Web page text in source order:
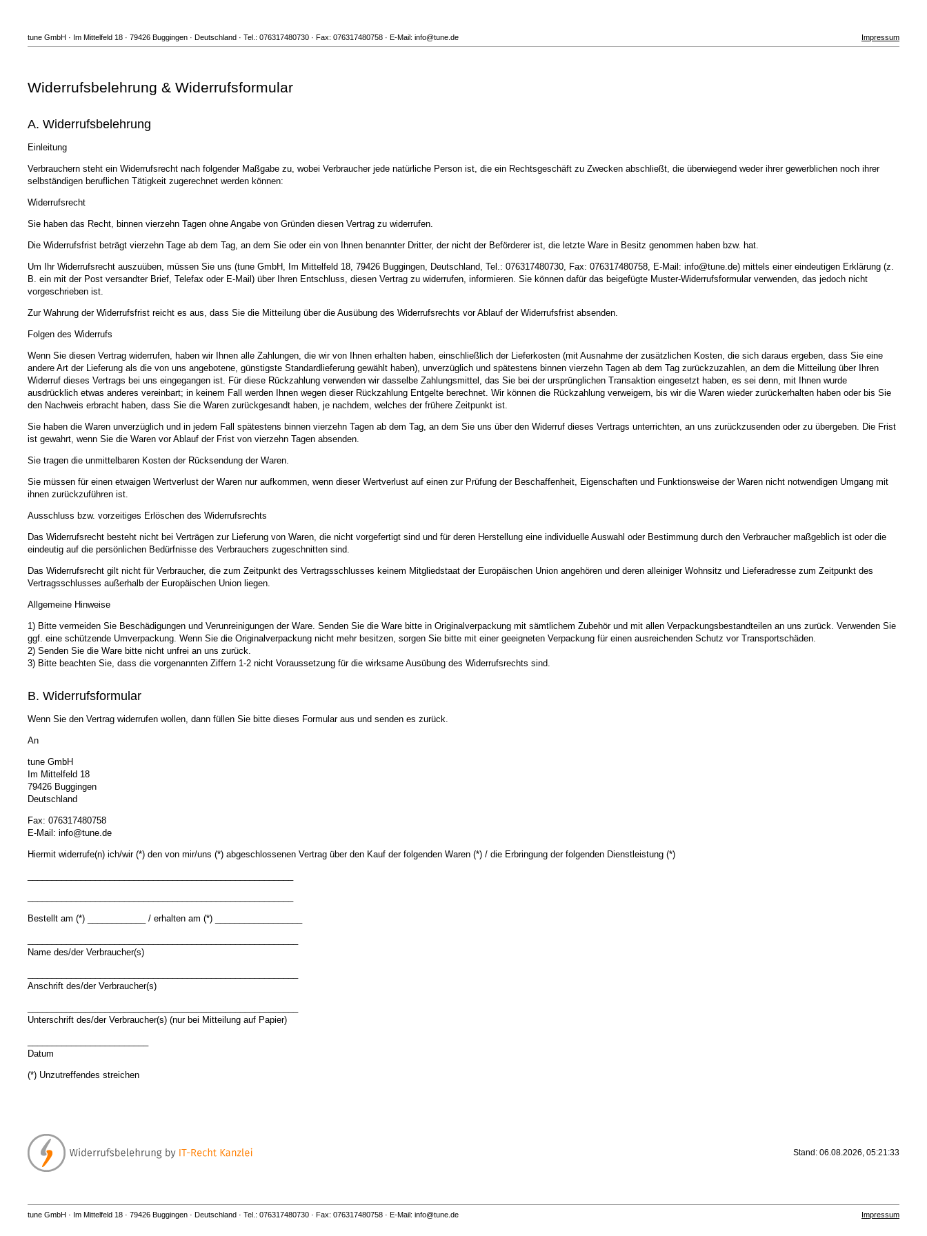
tune GmbH · Im Mittelfeld 18 · 79426 Buggingen · Deutschland · Tel.: 076317480730 · Fax: 076317480758 · E-Mail: info@tune.de Impressum
Widerrufsbelehrung & Widerrufsformular
A. Widerrufsbelehrung
Einleitung
Verbrauchern steht ein Widerrufsrecht nach folgender Maßgabe zu, wobei Verbraucher jede natürliche Person ist, die ein Rechtsgeschäft zu Zwecken abschließt, die überwiegend weder ihrer gewerblichen noch ihrer
selbständigen beruflichen Tätigkeit zugerechnet werden können:
Widerrufsrecht
Sie haben das Recht, binnen vierzehn Tagen ohne Angabe von Gründen diesen Vertrag zu widerrufen.
Die Widerrufsfrist beträgt vierzehn Tage ab dem Tag, an dem Sie oder ein von Ihnen benannter Dritter, der nicht der Beförderer ist, die letzte Ware in Besitz genommen haben bzw. hat.
Um Ihr Widerrufsrecht auszuüben, müssen Sie uns (tune GmbH, Im Mittelfeld 18, 79426 Buggingen, Deutschland, Tel.: 076317480730, Fax: 076317480758, E-Mail: info@tune.de) mittels einer eindeutigen Erklärung (z.
B. ein mit der Post versandter Brief, Telefax oder E-Mail) über Ihren Entschluss, diesen Vertrag zu widerrufen, informieren. Sie können dafür das beigefügte Muster-Widerrufsformular verwenden, das jedoch nicht
vorgeschrieben ist.
Zur Wahrung der Widerrufsfrist reicht es aus, dass Sie die Mitteilung über die Ausübung des Widerrufsrechts vor Ablauf der Widerrufsfrist absenden.
Folgen des Widerrufs
Wenn Sie diesen Vertrag widerrufen, haben wir Ihnen alle Zahlungen, die wir von Ihnen erhalten haben, einschließlich der Lieferkosten (mit Ausnahme der zusätzlichen Kosten, die sich daraus ergeben, dass Sie eine
andere Art der Lieferung als die von uns angebotene, günstigste Standardlieferung gewählt haben), unverzüglich und spätestens binnen vierzehn Tagen ab dem Tag zurückzuzahlen, an dem die Mitteilung über Ihren
Widerruf dieses Vertrags bei uns eingegangen ist. Für diese Rückzahlung verwenden wir dasselbe Zahlungsmittel, das Sie bei der ursprünglichen Transaktion eingesetzt haben, es sei denn, mit Ihnen wurde
ausdrücklich etwas anderes vereinbart; in keinem Fall werden Ihnen wegen dieser Rückzahlung Entgelte berechnet. Wir können die Rückzahlung verweigern, bis wir die Waren wieder zurückerhalten haben oder bis Sie
den Nachweis erbracht haben, dass Sie die Waren zurückgesandt haben, je nachdem, welches der frühere Zeitpunkt ist.
Sie haben die Waren unverzüglich und in jedem Fall spätestens binnen vierzehn Tagen ab dem Tag, an dem Sie uns über den Widerruf dieses Vertrags unterrichten, an uns zurückzusenden oder zu übergeben. Die Frist
ist gewahrt, wenn Sie die Waren vor Ablauf der Frist von vierzehn Tagen absenden.
Sie tragen die unmittelbaren Kosten der Rücksendung der Waren.
Sie müssen für einen etwaigen Wertverlust der Waren nur aufkommen, wenn dieser Wertverlust auf einen zur Prüfung der Beschaffenheit, Eigenschaften und Funktionsweise der Waren nicht notwendigen Umgang mit
ihnen zurückzuführen ist.
Ausschluss bzw. vorzeitiges Erlöschen des Widerrufsrechts
Das Widerrufsrecht besteht nicht bei Verträgen zur Lieferung von Waren, die nicht vorgefertigt sind und für deren Herstellung eine individuelle Auswahl oder Bestimmung durch den Verbraucher maßgeblich ist oder die
eindeutig auf die persönlichen Bedürfnisse des Verbrauchers zugeschnitten sind.
Das Widerrufsrecht gilt nicht für Verbraucher, die zum Zeitpunkt des Vertragsschlusses keinem Mitgliedstaat der Europäischen Union angehören und deren alleiniger Wohnsitz und Lieferadresse zum Zeitpunkt des
Vertragsschlusses außerhalb der Europäischen Union liegen.
Allgemeine Hinweise
1) Bitte vermeiden Sie Beschädigungen und Verunreinigungen der Ware. Senden Sie die Ware bitte in Originalverpackung mit sämtlichem Zubehör und mit allen Verpackungsbestandteilen an uns zurück. Verwenden Sie
ggf. eine schützende Umverpackung. Wenn Sie die Originalverpackung nicht mehr besitzen, sorgen Sie bitte mit einer geeigneten Verpackung für einen ausreichenden Schutz vor Transportschäden.
2) Senden Sie die Ware bitte nicht unfrei an uns zurück.
3) Bitte beachten Sie, dass die vorgenannten Ziffern 1-2 nicht Voraussetzung für die wirksame Ausübung des Widerrufsrechts sind.
B. Widerrufsformular
Wenn Sie den Vertrag widerrufen wollen, dann füllen Sie bitte dieses Formular aus und senden es zurück.
An
tune GmbH
Im Mittelfeld 18
79426 Buggingen
Deutschland
Fax: 076317480758
E-Mail: info@tune.de
Hiermit widerrufe(n) ich/wir (*) den von mir/uns (*) abgeschlossenen Vertrag über den Kauf der folgenden Waren (*) / die Erbringung der folgenden Dienstleistung (*)
Bestellt am (*) ____________ / erhalten am (*) __________________
Name des/der Verbraucher(s)
Anschrift des/der Verbraucher(s)
Unterschrift des/der Verbraucher(s) (nur bei Mitteilung auf Papier)
Datum
(*) Unzutreffendes streichen
Stand: 06.08.2026, 05:21:33
tune GmbH · Im Mittelfeld 18 · 79426 Buggingen · Deutschland · Tel.: 076317480730 · Fax: 076317480758 · E-Mail: info@tune.de Impressum